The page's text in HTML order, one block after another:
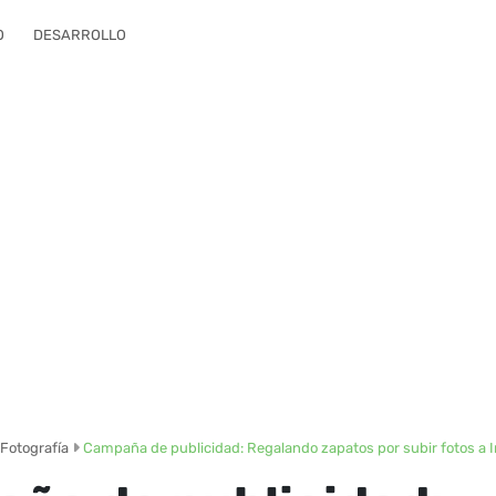
DESARROLLO
Fotografía Campaña de publicidad: Regalando zapatos por subir fotos a